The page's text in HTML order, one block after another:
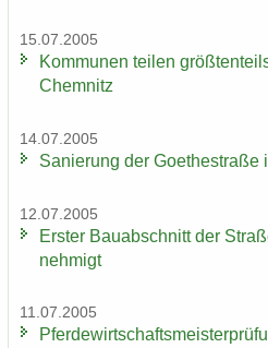
15.07.2005
Kom­mu­nen tei­len
Chem­nitz
14.07.2005
Sa­nie­rung der Goe­the­stra­ße
12.07.2005
Ers­ter Bau­ab­schnitt der
neh­migt
11.07.2005